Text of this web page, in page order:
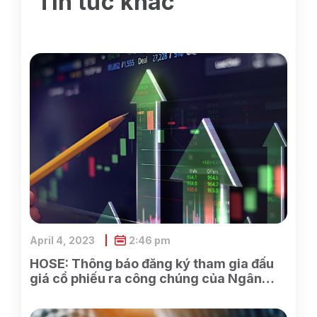
HOSE: Thông báo đăng ký tham gia đấu
giá cổ phiếu ra công chúng của Ngân
April 4, 2023 2:46 pm